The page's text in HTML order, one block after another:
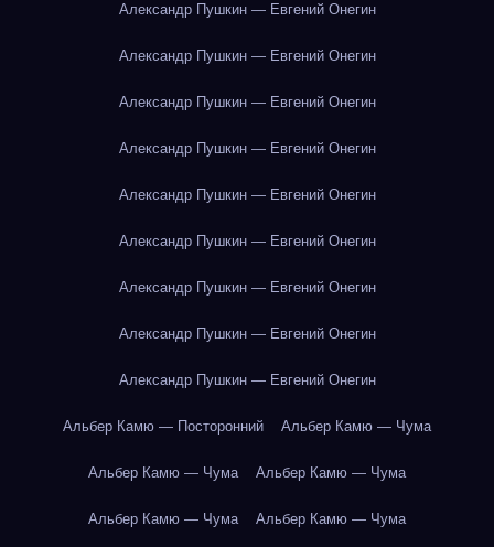
Александр Пушкин — Евгений Онегин
Александр Пушкин — Евгений Онегин
Александр Пушкин — Евгений Онегин
Александр Пушкин — Евгений Онегин
Александр Пушкин — Евгений Онегин
Александр Пушкин — Евгений Онегин
Александр Пушкин — Евгений Онегин
Александр Пушкин — Евгений Онегин
Александр Пушкин — Евгений Онегин
Альбер Камю — Посторонний Альбер Камю — Чума
Альбер Камю — Чума Альбер Камю — Чума
Альбер Камю — Чума Альбер Камю — Чума